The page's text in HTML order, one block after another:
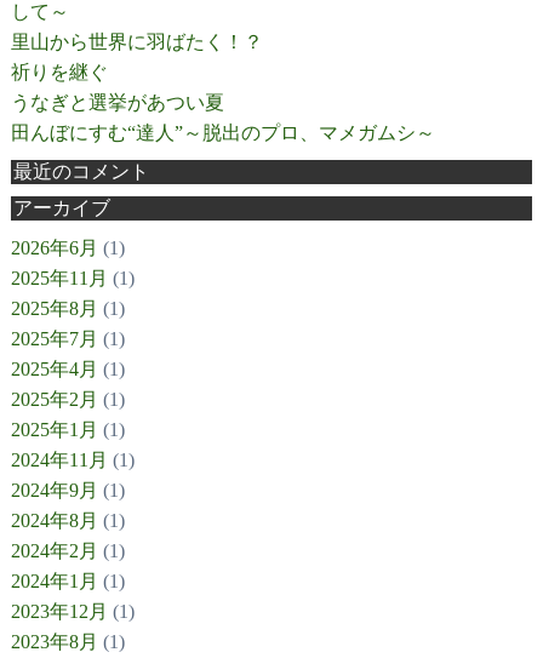
して～
里山から世界に羽ばたく！？
祈りを継ぐ
うなぎと選挙があつい夏
田んぼにすむ“達人”～脱出のプロ、マメガムシ～
最近のコメント
アーカイブ
2026年6月 (1)
2025年11月 (1)
2025年8月 (1)
2025年7月 (1)
2025年4月 (1)
2025年2月 (1)
2025年1月 (1)
2024年11月 (1)
2024年9月 (1)
2024年8月 (1)
2024年2月 (1)
2024年1月 (1)
2023年12月 (1)
2023年8月 (1)